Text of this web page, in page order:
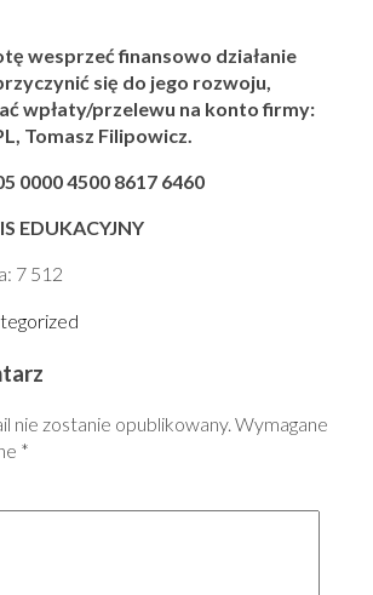
wesprzeć finansowo działanie
się do jego rozwoju,
wpłaty/przelewu na konto firmy:
Tomasz Filipowicz.
0000 4500 8617 6460
EDUKACYJNY
7 512
nie zostanie opublikowany. Wymagane
*